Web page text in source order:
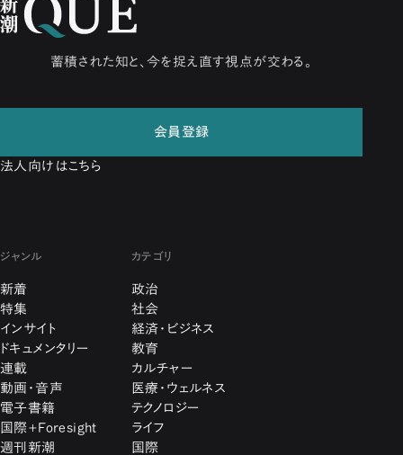
蓄積された知と、今を捉え直す視点が交わる。
会員登録
法人向けはこちら
ジャンル
新着
特集
インサイト
ドキュメンタリー
連載
動画・音声
電子書籍
国際+Foresight
週刊新潮
カテゴリ
政治
社会
経済・ビジネス
教育
カルチャー
医療・ウェルネス
テクノロジー
ライフ
国際